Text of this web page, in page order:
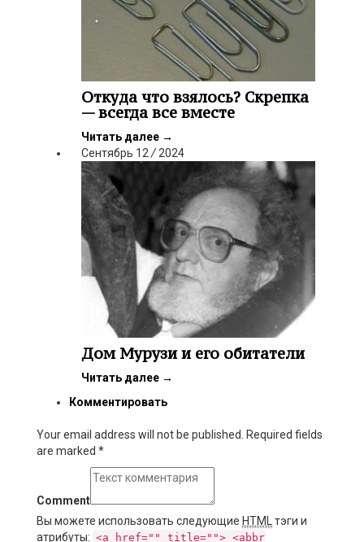
Откуда что взялось? Скрепка
— всегда все вместе
Читать далее →
Сентябрь 12 / 2024
Дом Мурузи и его обитатели
Читать далее →
Комментировать
Your email address will not be published. Required fields
are marked *
Comment
Вы можете использовать следующие HTML
тэги и
атрибуты: <a href="" title=""> <abbr